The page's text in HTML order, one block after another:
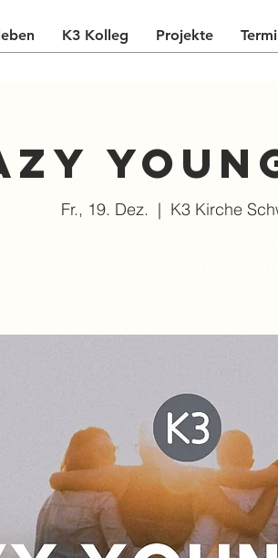
K3 Kolleg Projekte
Fr., 19. Dez.
  |
K3 Kirche